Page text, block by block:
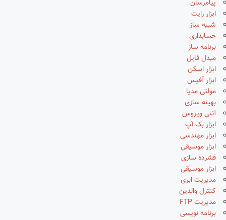
پیامرسان
ابزار رایت
شبیه ساز
حسابداری
برنامه ساز
مبدل فایل
ابزار اسکن
ابزار آفیس
مولتی مدیا
بهینه سازی
آنتی ویروس
ابزار بک آپ
ابزار مهندسی
ابزار موسیقی
فشرده سازی
ابزار موسیقی
مدیریت ابری
کنترل والدین
مدیریت FTP
برنامه نویسی